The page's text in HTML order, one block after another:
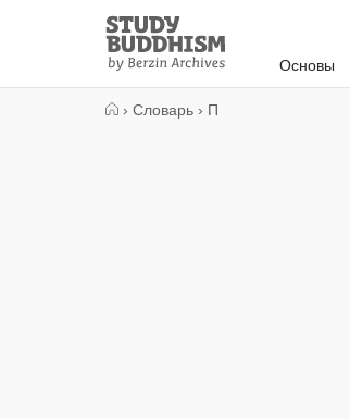
Study
Buddhism
Home
Основы
› Словарь › П